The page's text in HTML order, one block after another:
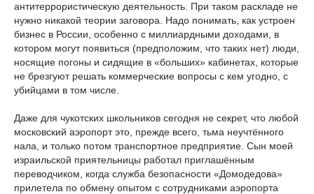
антитеррористическую деятельность. При таком раскладе не
нужно никакой теории заговора. Надо понимать, как устроен
бизнес в России, особенно с миллиардными доходами, в
котором могут появиться (предположим, что таких нет) люди,
носящие погоны и сидящие в «больших» кабинетах, которые
не брезгуют решать коммерческие вопросы с кем угодно, с
убийцами в том числе.
Даже для чукотских школьников сегодня не секрет, что любой
московский аэропорт это, прежде всего, тьма неучтённого
нала, и только потом транспортное предприятие. Сын моей
израильской приятельницы работал приглашённым
переводчиком, когда служба безопасности «Домодедова»
прилетела по обмену опытом с сотрудниками аэропорта